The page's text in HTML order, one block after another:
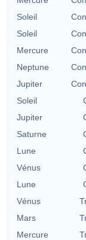
Soleil
Soleil
Mercure
Neptune
Jupiter
Soleil
Jupiter
Saturne
Lune
Vénus
Lune
Vénus
Mars
Mercure